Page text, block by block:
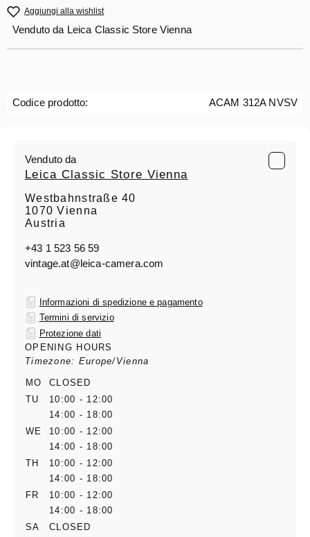
Aggiungi alla wishlist
Venduto da Leica Classic Store Vienna
Codice prodotto: ACAM 312A NVSV
Venduto da
Leica Classic Store Vienna
Westbahnstraße 40
1070 Vienna
Austria
+43 1 523 56 59
vintage.at@leica-camera.com
Informazioni di spedizione e pagamento
Termini di servizio
Protezione dati
OPENING HOURS
Timezone: Europe/Vienna
MO
CLOSED
TU
10:00 - 12:00
14:00 - 18:00
WE
10:00 - 12:00
14:00 - 18:00
TH
10:00 - 12:00
14:00 - 18:00
FR
10:00 - 12:00
14:00 - 18:00
SA
CLOSED